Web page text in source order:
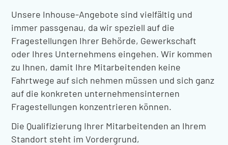
Unsere Inhouse-Angebote sind vielfältig und
immer passgenau, da wir speziell auf die
Fragestellungen Ihrer Behörde, Gewerkschaft
oder Ihres Unternehmens eingehen. Wir kommen
zu Ihnen, damit Ihre Mitarbeitenden keine
Fahrtwege auf sich nehmen müssen und sich ganz
auf die konkreten unternehmensinternen
Fragestellungen konzentrieren können.
Die Qualifizierung Ihrer Mitarbeitenden an Ihrem
Standort steht im Vordergrund,